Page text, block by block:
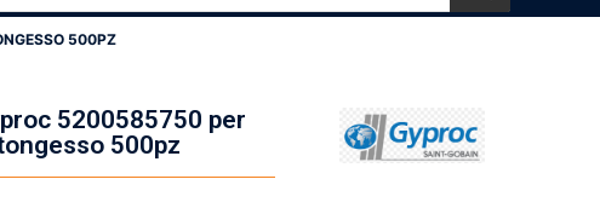
500PZ
5200585750 per
500pz